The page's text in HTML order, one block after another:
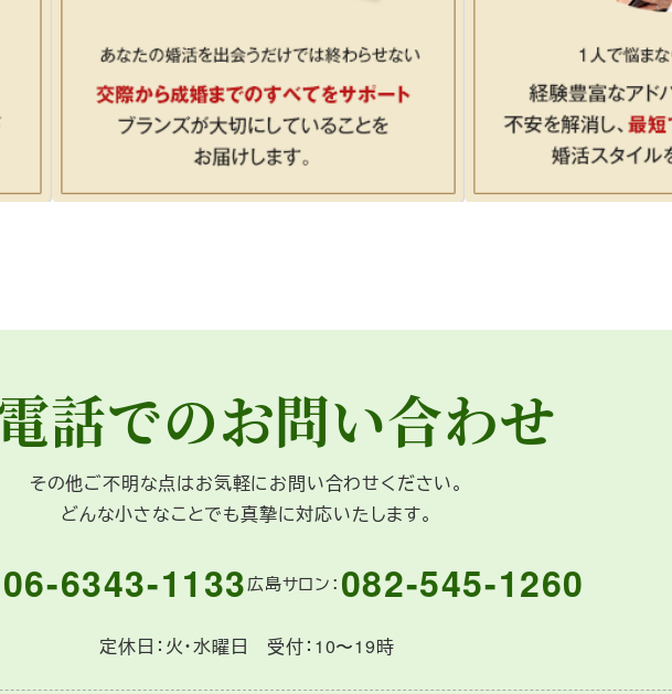
話でのお問い合わせ
その他ご不明な点はお気軽にお問い合わせください。
どんな小さなことでも真摯に対応いたします。
06-6343-1133広島サロン： 082-545-1260
定休日：火・水曜日 受付：10〜19時